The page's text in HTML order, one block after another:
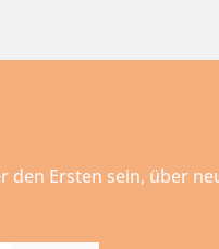
Ersten sein, über